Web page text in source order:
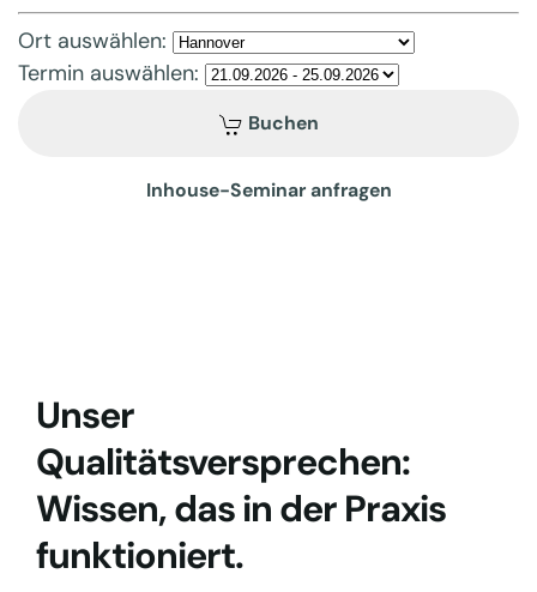
Ort auswählen:
Termin auswählen:
Buchen
Inhouse-Seminar anfragen
Unser
Qualitätsversprechen:
Wissen, das in der Praxis
funktioniert.